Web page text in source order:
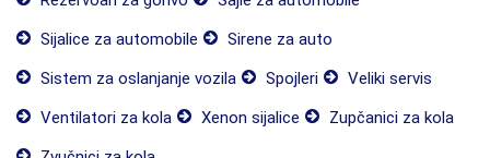
Sijalice za automobile
Sirene za auto
Sistem za oslanjanje vozila
Spojleri
Veliki servis
Ventilatori za kola
Xenon sijalice
Zupčanici za kola